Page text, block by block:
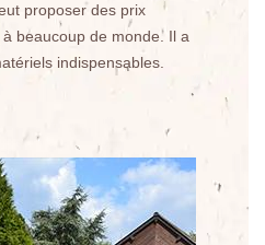
proposer des prix
beaucoup de monde. Il a
indispensables.